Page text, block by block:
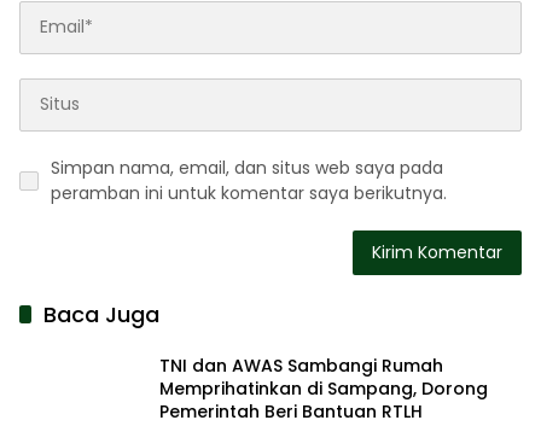
Simpan nama, email, dan situs web saya pada
peramban ini untuk komentar saya berikutnya.
Baca Juga
TNI dan AWAS Sambangi Rumah
Memprihatinkan di Sampang, Dorong
Pemerintah Beri Bantuan RTLH